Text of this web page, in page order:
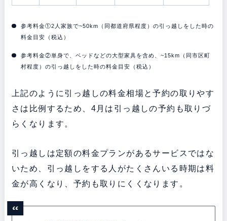
参考料金①2人家族で~50km（同都道府県程度）の引っ越しをした時の
料金目安（税込）
参考料金②単身で、ベッドなどの大型家具を含め、~15km（同市区町
村程度）の引っ越しをした時の料金目安（税込）
上記のように引っ越しの料金相場と予約の取りやす
さは比例するため、4月は引っ越しの予約も取りづ
らくなります。
引っ越しは定額の料金プランがあるサービスではな
いため、引っ越しをする人がたくさんいる時期は料
金が高くなり、予約も取りにくくなります。